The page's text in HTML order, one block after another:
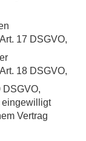
17 DSGVO,
18 DSGVO,
DSGVO,
eingewilligt
Vertrag